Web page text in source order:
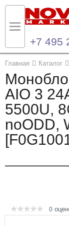
+7 495
Главная Каталог
AIO 3
5500U,
noODD,
0
Назад
Каталог продукции
Ноутбуки и
Компьютеры
Назад
Контакты
Контактная